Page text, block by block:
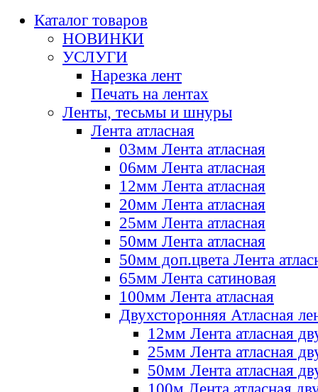
Каталог товаров
НОВИНКИ
УСЛУГИ
Нарезка лент
Печать на лентах
Ленты, тесьмы и шнуры
Лента атласная
03мм Лента атласная
06мм Лента атласная
12мм Лента атласная
20мм Лента атласная
25мм Лента атласная
50мм Лента атласная
50мм доп.цвета Лента
65мм Лента сатиновая
100мм Лента атласная
Двухсторонняя Атласная
12мм Лента атласная
25мм Лента атласная
50мм Лента атласная